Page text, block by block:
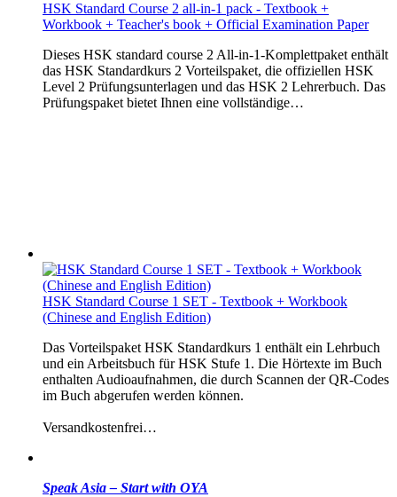
HSK Standard Course 2 all-in-1 pack - Textbook +
Workbook + Teacher's book + Official Examination Paper
Dieses HSK standard course 2 All-in-1-Komplettpaket enthält
das HSK Standardkurs 2 Vorteilspaket, die offiziellen HSK
Level 2 Prüfungsunterlagen und das HSK 2 Lehrerbuch. Das
Prüfungspaket bietet Ihnen eine vollständige…
HSK Standard Course 1 SET - Textbook + Workbook
(Chinese and English Edition)
Das Vorteilspaket HSK Standardkurs 1 enthält ein Lehrbuch
und ein Arbeitsbuch für HSK Stufe 1. Die Hörtexte im Buch
enthalten Audioaufnahmen, die durch Scannen der QR-Codes
im Buch abgerufen werden können.
Versandkostenfrei…
Speak Asia – Start with OYA